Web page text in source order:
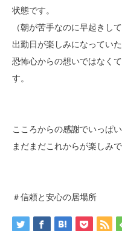
状態です。
（朝が苦手なのに早起きし
出勤日が楽しみになっていた
恐怖心からの想いではなく
す。
こころからの感謝でいっぱい
まだまだこれからが楽しみで
＃信頼と安心の居場所